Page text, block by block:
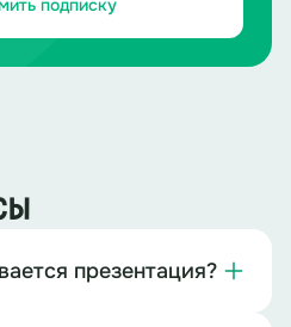
подписку
презентация?